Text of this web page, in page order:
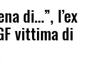
di…”, l’ex
vittima di